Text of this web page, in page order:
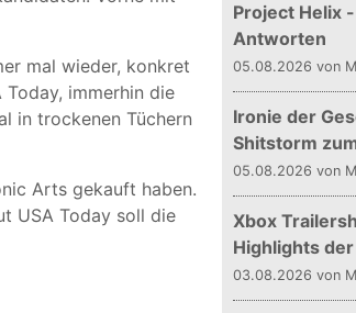
mal wieder, konkret
immerhin die
in trockenen Tüchern
Arts gekauft haben.
USA Today soll die
Project Helix
Antworten
05.08.2026 von
Ironie der
Shitstorm
05.08.2026 von
Xbox
Highlights
03.08.2026 von